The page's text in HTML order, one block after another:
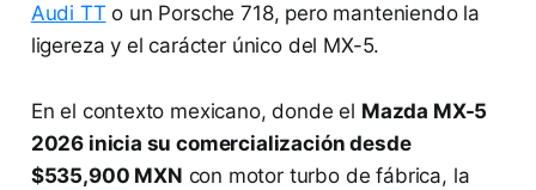
Audi TT o un Porsche 718, pero manteniendo la
ligereza y el carácter único del MX-5.
En el contexto mexicano, donde el Mazda MX-5
2026 inicia su comercialización desde
$535,900 MXN con motor turbo de fábrica, la